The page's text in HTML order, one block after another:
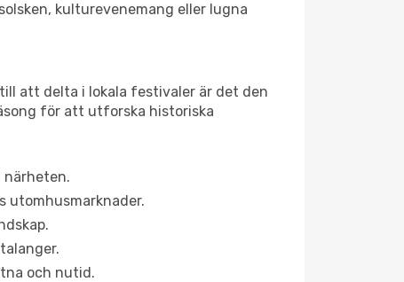
kulturevenemang eller lugna
att delta i lokala festivaler är det den
för att utforska historiska
närheten.
utomhusmarknader.
och nutid.